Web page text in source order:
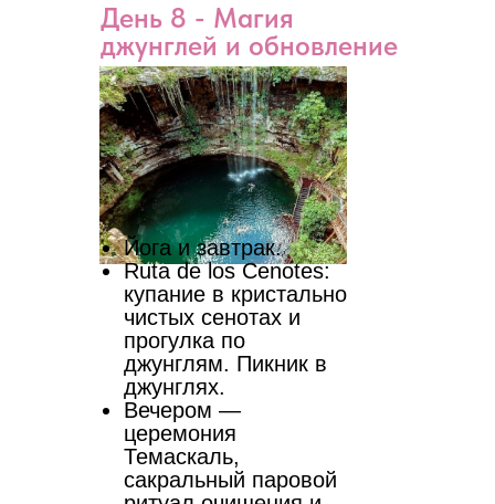
День 8 - Магия
джунглей и обновление
Йога и завтрак.
Ruta de los Cenotes:
купание в кристально
чистых сенотах и
прогулка по
джунглям. Пикник в
джунглях.
Вечером —
церемония
Темаскаль,
сакральный паровой